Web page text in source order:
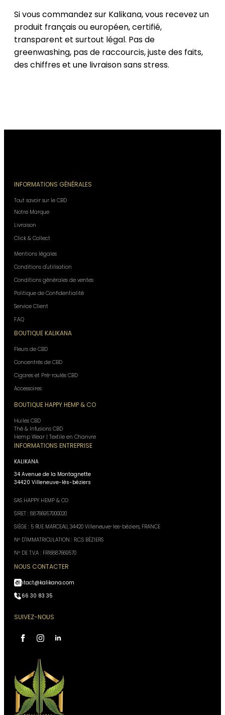
Si vous commandez sur Kalikana, vous recevez un
produit français ou européen, certifié,
transparent et surtout légal. Pas de
greenwashing, pas de raccourcis, juste des faits,
des chiffres et une livraison sans stress.
INFORMATIONS GÉNÉRALES
Tout savoir sur le CBD
Notre Marque
Livraison
Click & Collect
Mentions légales
Conditions d'utilisation
Conditions générales de ventes
Politique de Confidentialité
Service Client
F.A.Q
BOUTIQUE KALIKANA
Fleurs de CBD
Concentrés de CBD
Cigares et Pré-roulés CBD
Accessoires
BOUTIQUE HAPPY HEMP & CO
Huiles CBD
Thé & Infusions CBD
Hemp Wear | Textile en Chanvre
INFORMATIONS ENTREPRISE
KALIKANA
34 Avenue de la Montagnette
34420 Villeneuve-lès-béziers
SAS HAPPY HEMP & CO
SIRET : 88766957000020
SIÈGE : 5 RUE MARCEAU, 34420 Villeneuve-les-béziers, FRANCE
N° D'IMMATRICULATION : R.C.S BÉZIERS
N° DE T.V.A : FR16887669570
NOUS CONTACTER
contact@kalikana.com
07 66 30 83 35
SUIVEZ-NOUS
PERSONNEL
IA, réponses instantanées,
Conseiller disponible 24h/24
Accès à votre historique commandes